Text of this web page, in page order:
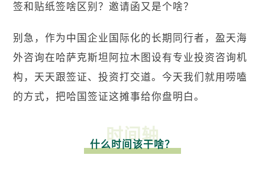
签和贴纸签啥区别？邀请函又是个啥？
别急，作为中国企业国际化的长期同行者，盈天海
外咨询在哈萨克斯坦阿拉木图设有专业投资咨询机
构，天天跟签证、投资打交道。今天我们就用唠嗑
的方式，把哈国签证这摊事给你盘明白。
时间轴
什么时间该干啥？